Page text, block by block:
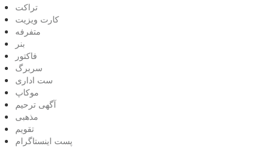
تراکت
کارت ویزیت
متفرفه
بنر
فاکتور
سربرگ
ست اداری
موکاپ
آگهی ترحیم
مذهبی
تقویم
پست اینستاگرام